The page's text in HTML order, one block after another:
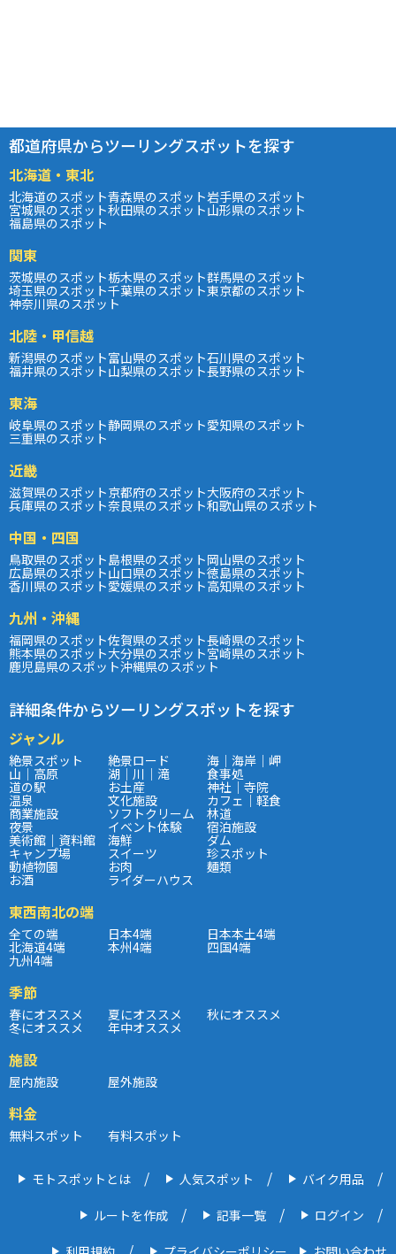
都道府県からツーリングスポットを探す
北海道・東北
北海道のスポット青森県のスポット岩手県のスポット
宮城県のスポット秋田県のスポット山形県のスポット
福島県のスポット
関東
茨城県のスポット栃木県のスポット群馬県のスポット
埼玉県のスポット千葉県のスポット東京都のスポット
神奈川県のスポット
北陸・甲信越
新潟県のスポット富山県のスポット石川県のスポット
福井県のスポット山梨県のスポット長野県のスポット
東海
岐阜県のスポット静岡県のスポット愛知県のスポット
三重県のスポット
近畿
滋賀県のスポット京都府のスポット大阪府のスポット
兵庫県のスポット奈良県のスポット和歌山県のスポット
中国・四国
鳥取県のスポット島根県のスポット岡山県のスポット
広島県のスポット山口県のスポット徳島県のスポット
香川県のスポット愛媛県のスポット高知県のスポット
九州・沖縄
福岡県のスポット佐賀県のスポット長崎県のスポット
熊本県のスポット大分県のスポット宮崎県のスポット
鹿児島県のスポット沖縄県のスポット
詳細条件からツーリングスポットを探す
ジャンル
絶景スポット 絶景ロード 海｜海岸｜岬
山｜高原 湖｜川｜滝 食事処
道の駅 お土産 神社｜寺院
温泉 文化施設 カフェ｜軽食
商業施設 ソフトクリーム 林道
夜景 イベント体験 宿泊施設
美術館｜資料館 海鮮 ダム
キャンプ場 スイーツ 珍スポット
動植物園 お肉 麺類
お酒 ライダーハウス
東西南北の端
全ての端 日本4端 日本本土4端
北海道4端 本州4端 四国4端
九州4端
季節
春にオススメ 夏にオススメ 秋にオススメ
冬にオススメ 年中オススメ
施設
屋内施設 屋外施設
料金
無料スポット 有料スポット
モトスポットとは 人気スポット バイク用品
ルートを作成 記事一覧 ログイン